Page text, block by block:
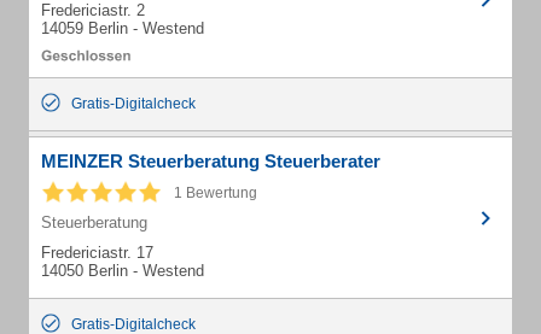
Fredericiastr. 2
14059 Berlin - Westend
Gratis-Digitalcheck
MEINZER Steuerberatung Steuerberater
1 Bewertung
Steuerberatung
Fredericiastr. 17
14050 Berlin - Westend
Gratis-Digitalcheck